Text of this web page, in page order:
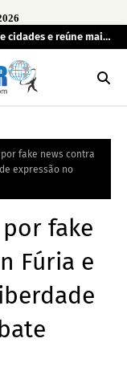
cidades e reúne mais
por fake news contra
expressão no
por fake
Fúria e